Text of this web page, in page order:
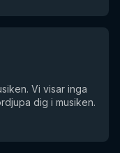
Vi visar inga
dig i musiken.